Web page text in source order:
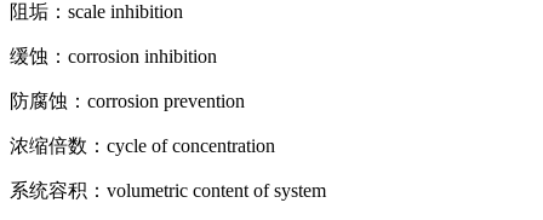
阻垢：scale inhibition
缓蚀：corrosion inhibition
防腐蚀：corrosion prevention
浓缩倍数：cycle of concentration
系统容积：volumetric content of system